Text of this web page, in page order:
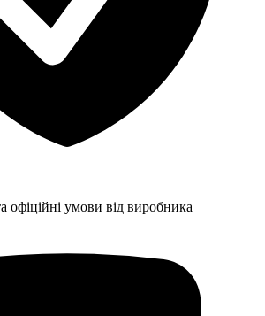
офіційні умови від виробника